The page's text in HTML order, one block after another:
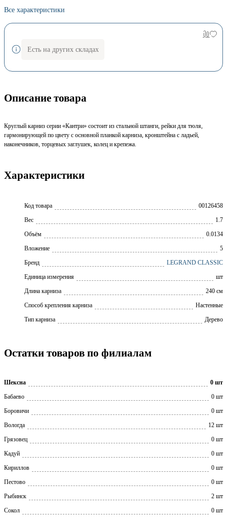
Все характеристики
Есть на других складах
Описание товара
Круглый карниз серии «Кантри» состоит из стальной штанги, рейки для тюля,
гармонирующей по цвету с основной планкой карниза, кронштейна с ладьей,
наконечников, торцевых заглушек, колец и крепежа.
Характеристики
Код товара
00126458
Вес
1.7
Объём
0.0134
Вложение
5
Бренд
LEGRAND CLASSIC
Единица измерения
шт
Длина карниза
240 см
Способ крепления карниза
Настенные
Тип карниза
Дерево
Остатки товаров по филиалам
Шексна
0 шт
Бабаево
0 шт
Боровичи
0 шт
Вологда
12 шт
Грязовец
0 шт
Кадуй
0 шт
Кириллов
0 шт
Пестово
0 шт
Рыбинск
2 шт
Сокол
0 шт